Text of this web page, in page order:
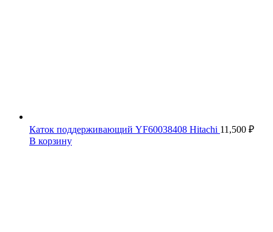
Каток поддерживающий YF60038408 Hitachi 11,500 ₽
В корзину